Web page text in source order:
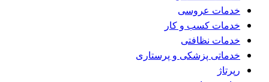
خدمات عروسی
خدمات کسب و کار
خدمات نظافتی
خدماتی پزشکی و پرستاری
رپرتاژ